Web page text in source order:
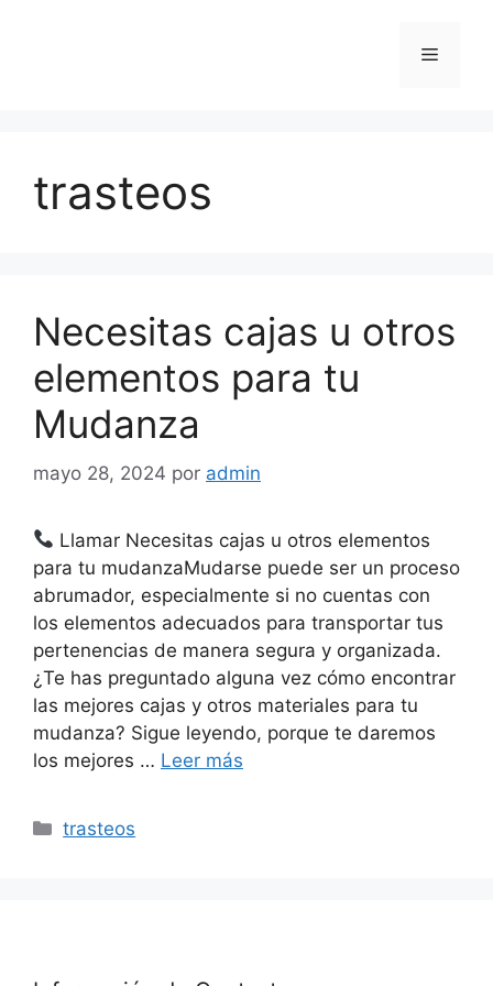
Menú
trasteos
Necesitas cajas u otros
elementos para tu
Mudanza
mayo 28, 2024 por admin
Llamar Necesitas cajas u otros elementos
para tu mudanzaMudarse puede ser un proceso
abrumador, especialmente si no cuentas con
los elementos adecuados para transportar tus
pertenencias de manera segura y organizada.
¿Te has preguntado alguna vez cómo encontrar
las mejores cajas y otros materiales para tu
mudanza? Sigue leyendo, porque te daremos
los mejores … Leer más
Categorías
trasteos